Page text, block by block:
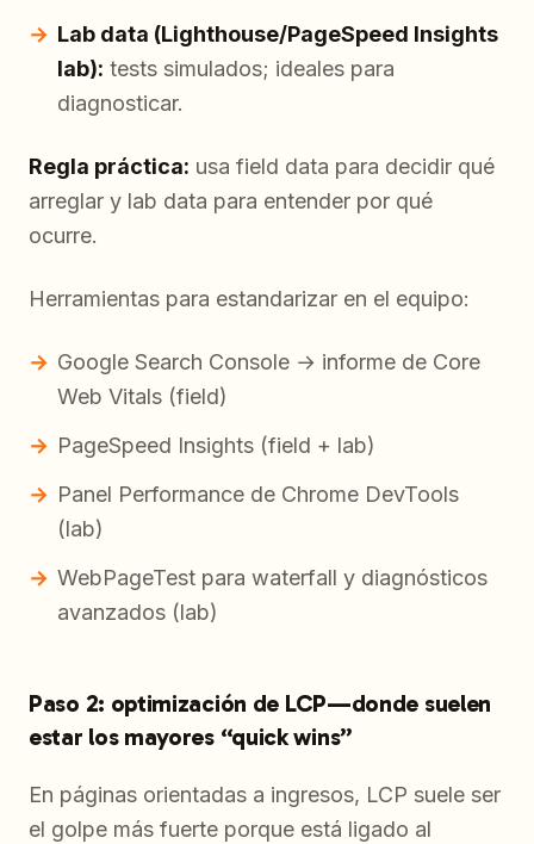
Lab data (Lighthouse/PageSpeed Insights
lab): tests simulados; ideales para
diagnosticar.
Regla práctica: usa field data para decidir qué
arreglar y lab data para entender por qué
ocurre.
Herramientas para estandarizar en el equipo:
Google Search Console → informe de Core
Web Vitals (field)
PageSpeed Insights (field + lab)
Panel Performance de Chrome DevTools
(lab)
WebPageTest para waterfall y diagnósticos
avanzados (lab)
Paso 2: optimización de LCP—donde suelen
estar los mayores “quick wins”
En páginas orientadas a ingresos, LCP suele ser
el golpe más fuerte porque está ligado al